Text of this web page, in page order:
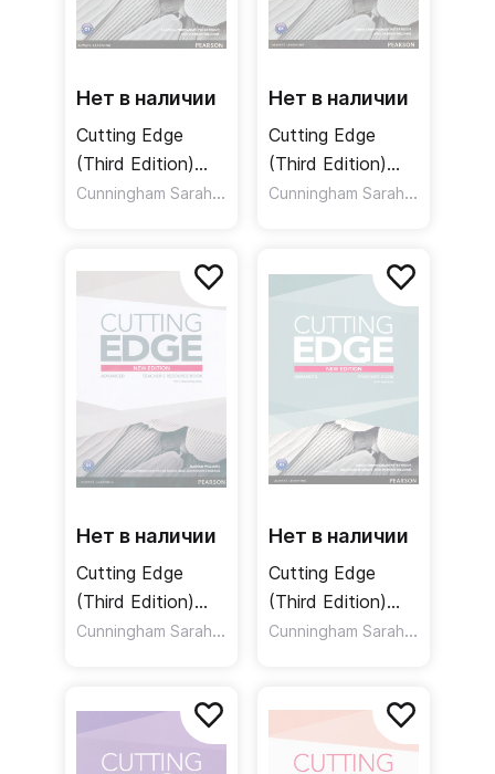
Нет в наличии
Cutting Edge
(Third Edition)
Advanced
Cunningham Sarah
,Moor Peter,Williams Damian
Нет в наличии
Cutting Edge
(Third Edition)
Advanced
Рабочая тетрадь
Cunningham Sarah
,Moor
Нет в наличии
Cutting Edge
(Third Edition)
Advanced
Pack / Книга для
Cunningham Sarah
,Moor Peter,Williams Damian
Нет в наличии
Cutting Edge
(Third Edition)
Advanced
DVD
Cunningham Sarah
,Moor